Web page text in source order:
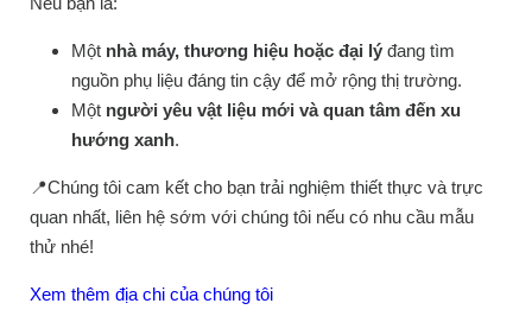
Một nhà máy, thương hiệu hoặc đại lý đang tìm
nguồn phụ liệu đáng tin cậy để mở rộng thị trường.
Một người yêu vật liệu mới và quan tâm đến xu
hướng xanh.
📍Chúng tôi cam kết cho bạn trải nghiệm thiết thực và trực
quan nhất, liên hệ sớm với chúng tôi nếu có nhu cầu mẫu
thử nhé!
Xem thêm địa chi của chúng tôi